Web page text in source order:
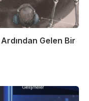
Gelen Bir